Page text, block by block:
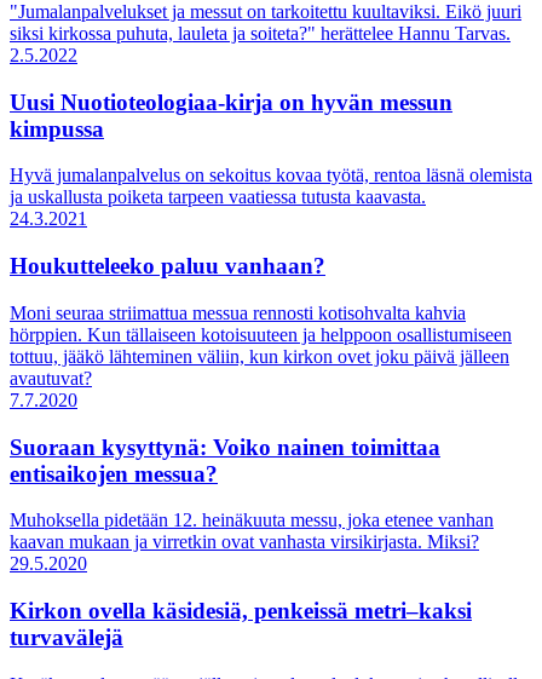
"Jumalanpalvelukset ja messut on tarkoitettu kuultaviksi. Eikö juuri
siksi kirkossa puhuta, lauleta ja soiteta?" herättelee Hannu Tarvas.
2.5.2022
Uusi Nuotioteologiaa-kirja on hyvän messun
kimpussa
Hyvä jumalanpalvelus on sekoitus kovaa työtä, rentoa läsnä olemista
ja uskallusta poiketa tarpeen vaatiessa tutusta kaavasta.
24.3.2021
Houkutteleeko paluu vanhaan?
Moni seuraa striimattua messua rennosti kotisohvalta kahvia
hörppien. Kun tällaiseen kotoisuuteen ja helppoon osallistumiseen
tottuu, jääkö lähteminen väliin, kun kirkon ovet joku päivä jälleen
avautuvat?
7.7.2020
Suoraan kysyttynä: Voiko nainen toimittaa
entisaikojen messua?
Muhoksella pidetään 12. heinäkuuta messu, joka etenee vanhan
kaavan mukaan ja virretkin ovat vanhasta virsikirjasta. Miksi?
29.5.2020
Kirkon ovella käsidesiä, penkeissä metri–kaksi
turvavälejä